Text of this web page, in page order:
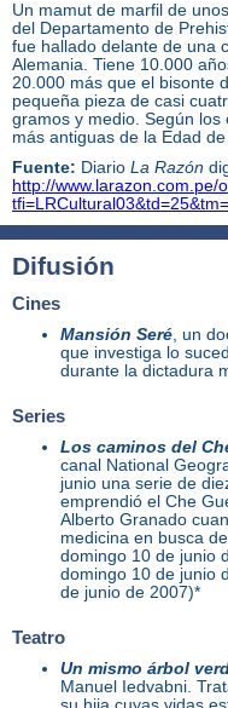
Un mamut de marfil de
del Departamento de
fue hallado delante de una
Alemania. Tiene 10.000
20.000 más que el bisonte
pequeña pieza de casi
gramos y medio. Según
más antiguas de la Edad de
Fuente: Diario La Razón
http://www.larazon.com.pe/
Difusión
Cines
Mansión Seré, un
que investiga lo
durante la dictadura
Series
Los caminos del
canal National
junio una serie de
emprendió el Che
Alberto Granado
medicina en busca
domingo 10 de junio
domingo 10 de junio
de junio de 2007)*
Teatro
Un mismo árbol
Manuel Iedvabni.